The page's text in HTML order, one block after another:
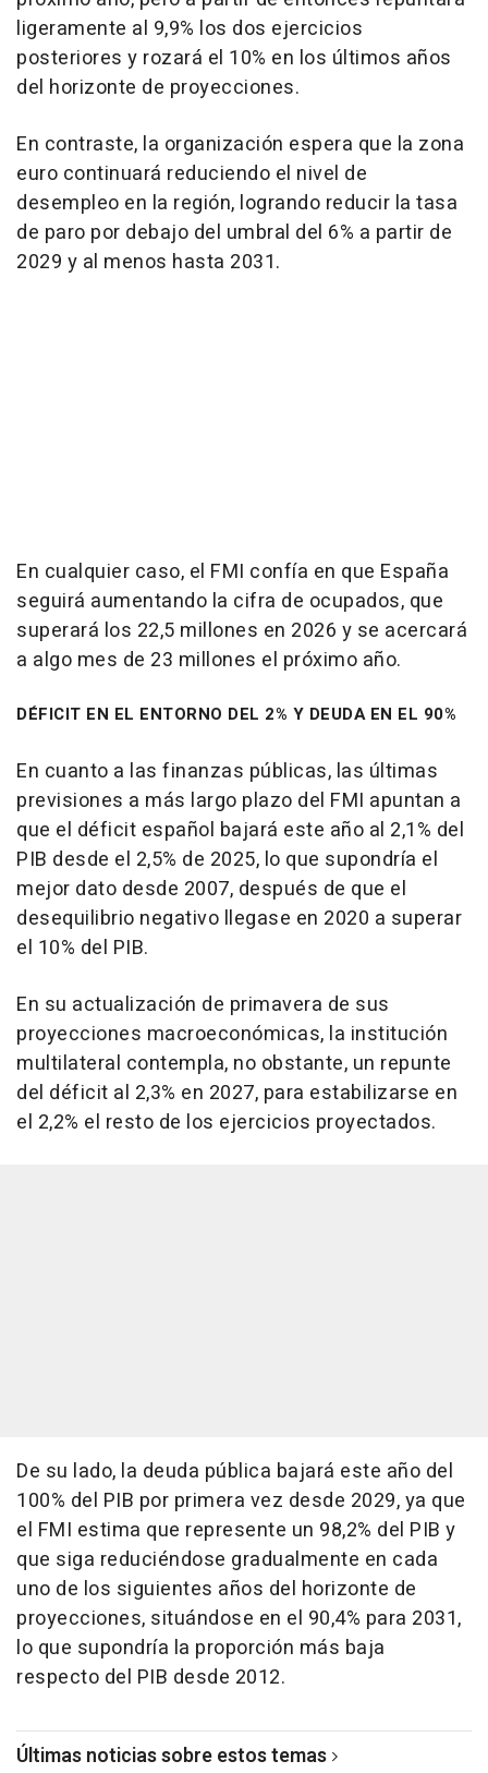
ligeramente al 9,9% los dos ejercicios
posteriores y rozará el 10% en los últimos años
del horizonte de proyecciones.
En contraste, la organización espera que la zona
euro continuará reduciendo el nivel de
desempleo en la región, logrando reducir la tasa
de paro por debajo del umbral del 6% a partir de
2029 y al menos hasta 2031.
En cualquier caso, el FMI confía en que España
seguirá aumentando la cifra de ocupados, que
superará los 22,5 millones en 2026 y se acercará
a algo mes de 23 millones el próximo año.
DÉFICIT EN EL ENTORNO DEL 2% Y DEUDA EN EL 90%
En cuanto a las finanzas públicas, las últimas
previsiones a más largo plazo del FMI apuntan a
que el déficit español bajará este año al 2,1% del
PIB desde el 2,5% de 2025, lo que supondría el
mejor dato desde 2007, después de que el
desequilibrio negativo llegase en 2020 a superar
el 10% del PIB.
En su actualización de primavera de sus
proyecciones macroeconómicas, la institución
multilateral contempla, no obstante, un repunte
del déficit al 2,3% en 2027, para estabilizarse en
el 2,2% el resto de los ejercicios proyectados.
De su lado, la deuda pública bajará este año del
100% del PIB por primera vez desde 2029, ya que
el FMI estima que represente un 98,2% del PIB y
que siga reduciéndose gradualmente en cada
uno de los siguientes años del horizonte de
proyecciones, situándose en el 90,4% para 2031,
lo que supondría la proporción más baja
respecto del PIB desde 2012.
Últimas noticias sobre estos temas